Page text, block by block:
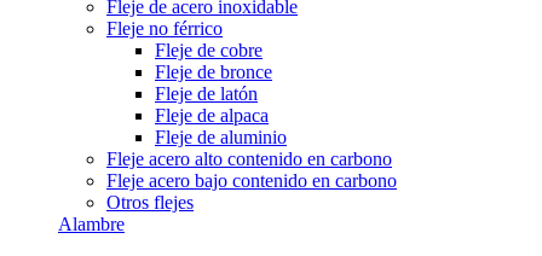
Fleje de acero inoxidable
Fleje no férrico
Fleje de cobre
Fleje de bronce
Fleje de latón
Fleje de alpaca
Fleje de aluminio
Fleje acero alto contenido en carbono
Fleje acero bajo contenido en carbono
Otros flejes
Alambre